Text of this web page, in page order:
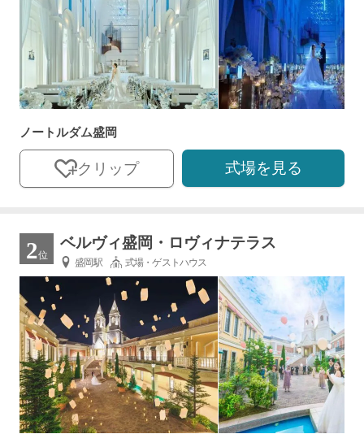
ノートルダム盛岡
クリップ 式場を見る
2位
ベルヴィ盛岡・ロヴィナテラス
盛岡駅 式場・ゲストハウス